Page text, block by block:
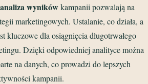
wynikówkampanii pozwalają na
marketingowych. Ustalanie, co działa, a
kluczowe dla osiągnięcia długotrwałego
Dzięki odpowiedniej analityce można
na danych, co prowadzi do lepszych
kampanii.